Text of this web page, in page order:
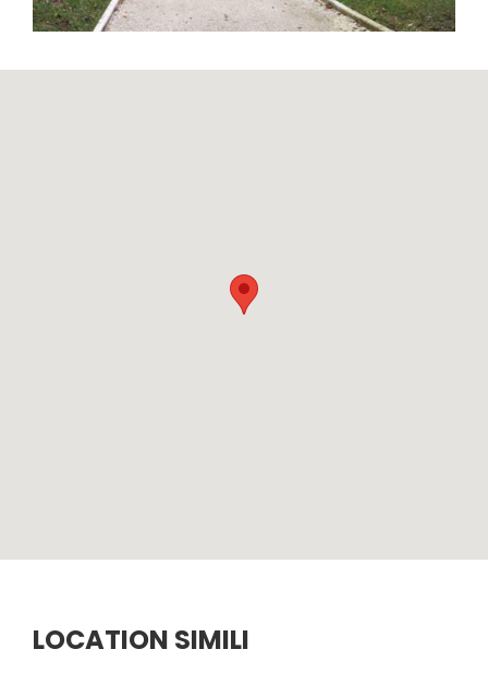
LOCATION SIMILI